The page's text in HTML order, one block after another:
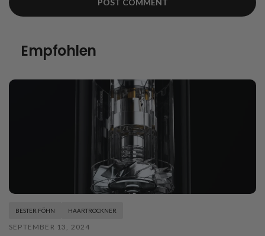
Empfohlen
BESTER FÖHN HAARTROCKNER
SEPTEMBER 13, 2024